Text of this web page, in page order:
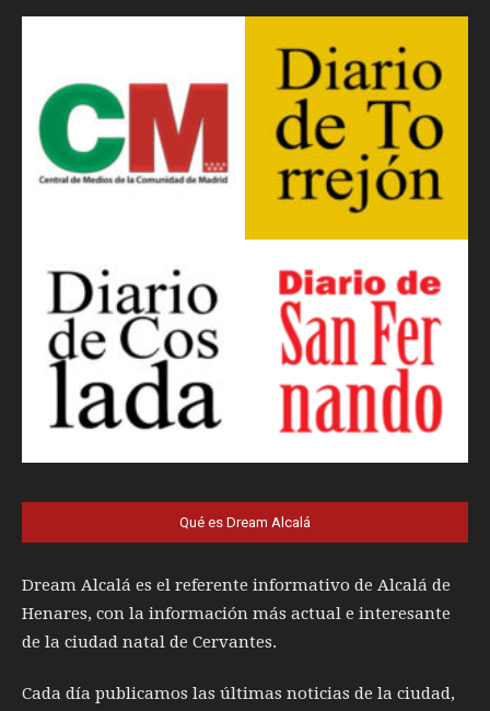
Qué es Dream Alcalá
Dream Alcalá es el referente informativo de Alcalá de
Henares, con la información más actual e interesante
de la ciudad natal de Cervantes.
Cada día publicamos las últimas noticias de la ciudad,